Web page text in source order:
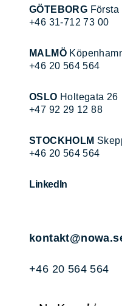
+46 20 564 564
GÖTEBORG Första
+46 31-712 73 00
MALMÖ
+46 20 564 564
OSLO Holtegata 26
+47 92 29 12 88
STOCKHOLM
+46 20 564 564
LinkedIn